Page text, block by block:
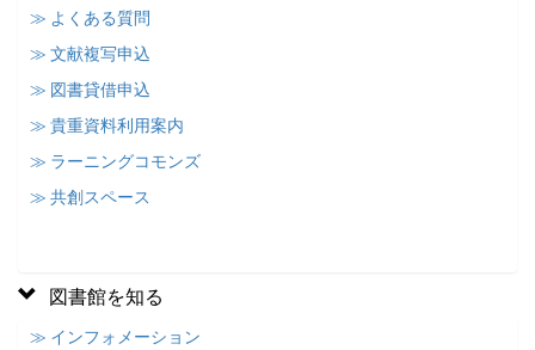
≫ よくある質問
≫ 文献複写申込
≫ 図書貸借申込
≫ 貴重資料利用案内
≫ ラーニングコモンズ
≫ 共創スペース
図書館を知る
≫ インフォメーション